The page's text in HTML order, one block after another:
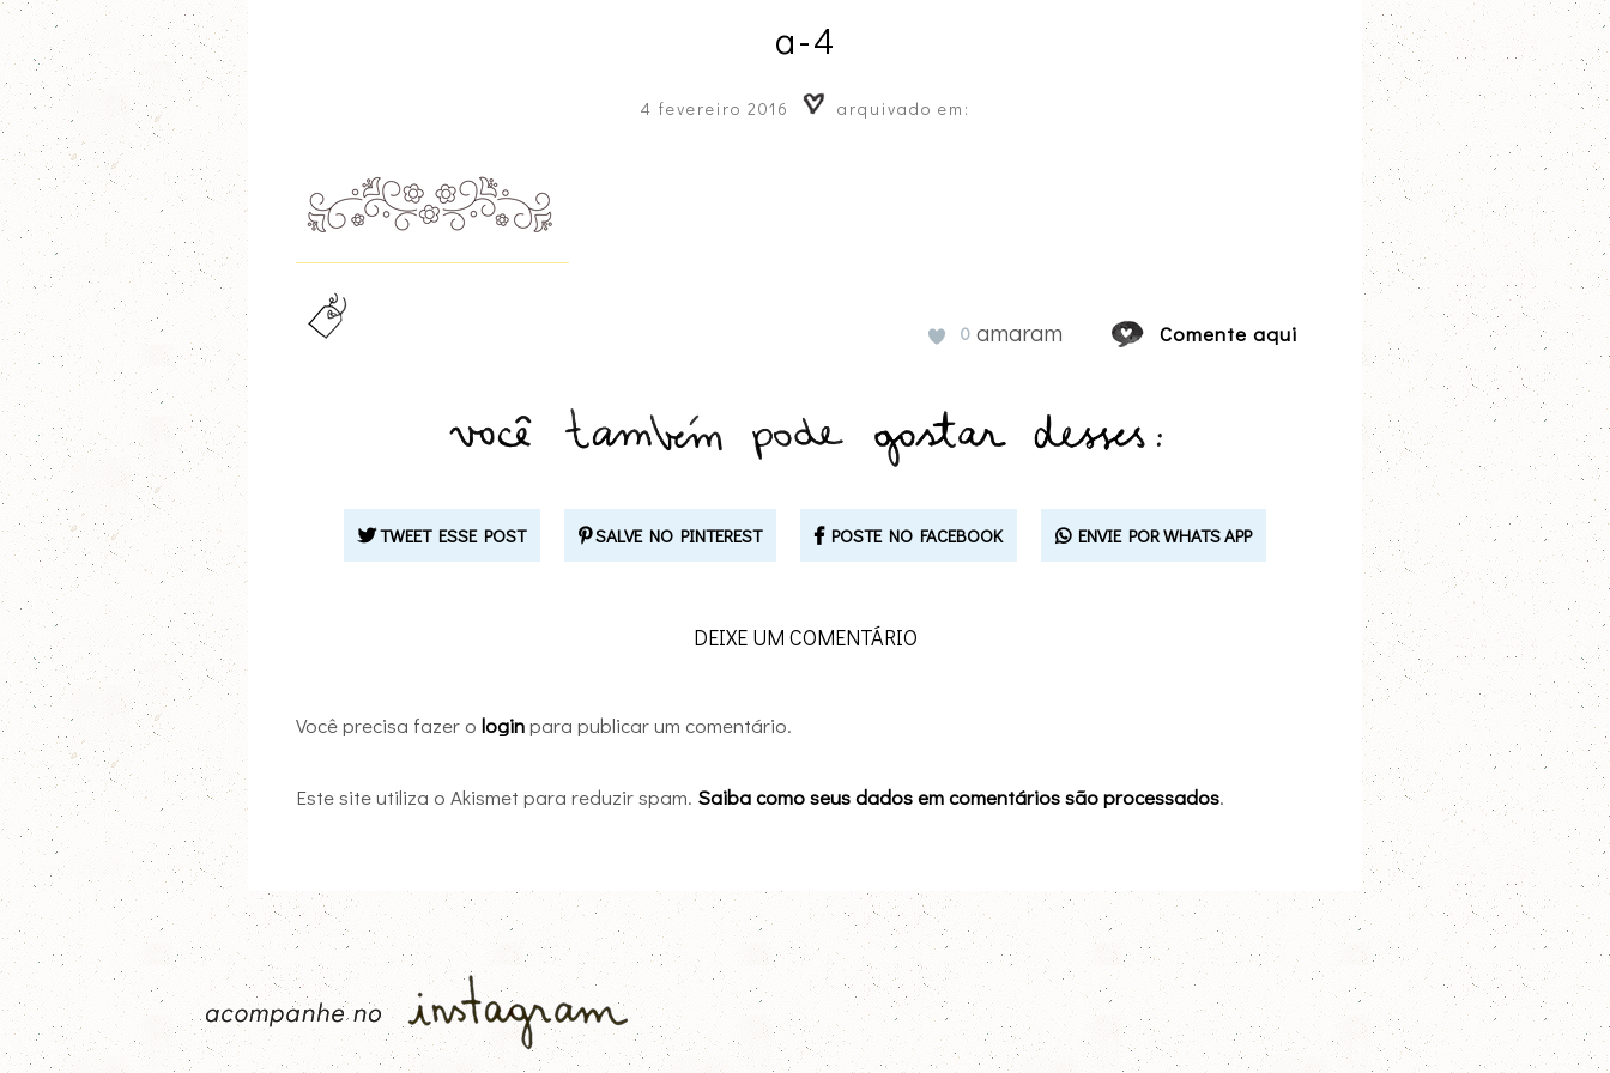
a-4
4 fevereiro 2016 arquivado em:
0 amaram Comente aqui
TWEET ESSE POST SALVE NO PINTEREST POSTE NO FACEBOOK ENVIE POR WHATS APP
DEIXE UM COMENTÁRIO
Você precisa fazer o loginpara publicar um comentário.
Este site utiliza o Akismet para reduzir spam. Saiba como seus dados em comentários são processados.